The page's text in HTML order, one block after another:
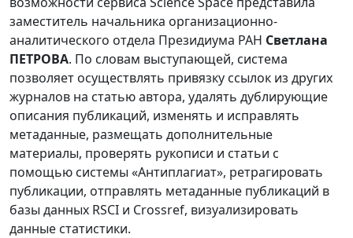
заместитель начальника организационно-
аналитического отдела Президиума РАН Светлана
ПЕТРОВА. По словам выступающей, система
позволяет осуществлять привязку ссылок из других
журналов на статью автора, удалять дублирующие
описания публикаций, изменять и исправлять
метаданные, размещать дополнительные
материалы, проверять рукописи и статьи с
помощью системы «Антиплагиат», ретрагировать
публикации, отправлять метаданные публикаций в
базы данных RSCI и Crossref, визуализировать
данные статистики.